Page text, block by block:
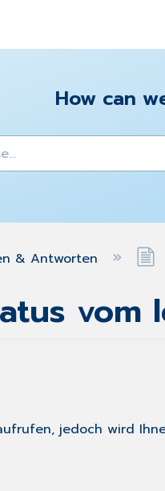
How can
& Antworten
vom
jedoch wird